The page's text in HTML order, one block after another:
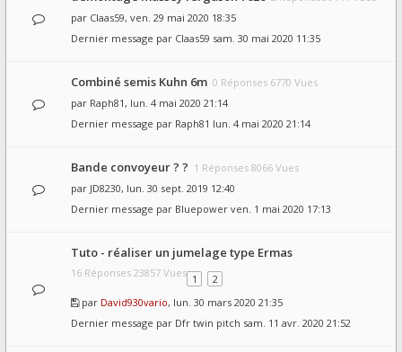
par Claas59, ven. 29 mai 2020 18:35
Dernier message par Claas59 sam. 30 mai 2020 11:35
Combiné semis Kuhn 6m 0 Réponses 6770 Vues
par Raph81, lun. 4 mai 2020 21:14
Dernier message par Raph81 lun. 4 mai 2020 21:14
Bande convoyeur ? ? 1 Réponses 8066 Vues
par JD8230, lun. 30 sept. 2019 12:40
Dernier message par Bluepower ven. 1 mai 2020 17:13
Tuto - réaliser un jumelage type Ermas
16 Réponses 23857 Vues 1
2
par David930vario, lun. 30 mars 2020 21:35
Dernier message par Dfr twin pitch sam. 11 avr. 2020 21:52